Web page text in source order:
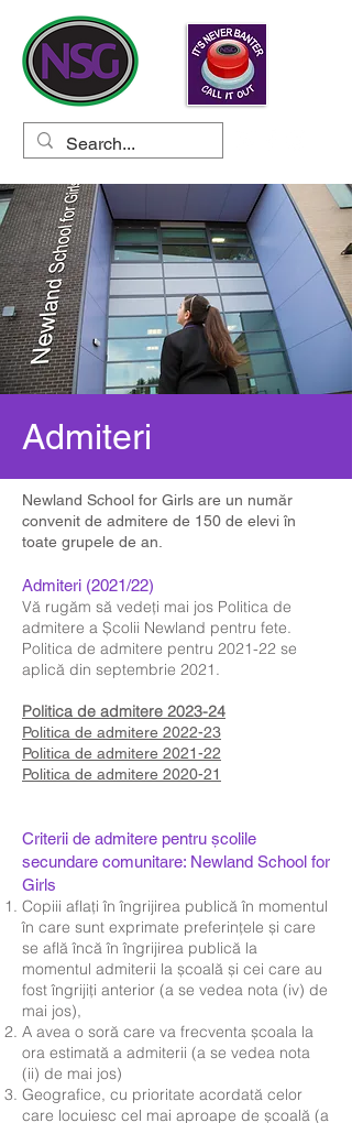
Admiteri
Newland School for Girls are un număr
convenit de admitere de 150 de elevi în
toate grupele de an.
Admiteri (2021/22)
Vă rugăm să vedeți mai jos Politica de
admitere a Școlii Newland pentru fete.
Politica de admitere pentru 2021-22 se
aplică din septembrie 2021.
Politica de admitere 2023-24
Politica de admitere 2022-23
Politica de admitere 2021-22
Politica de admitere 2020-21
Criterii de admitere pentru școlile
secundare comunitare: Newland School for
Girls
Copiii aflați în îngrijirea publică în momentul
în care sunt exprimate preferințele și care
se află încă în îngrijirea publică la
momentul admiterii la școală și cei care au
fost îngrijiți anterior (a se vedea nota (iv) de
mai jos),
A avea o soră care va frecventa școala la
ora estimată a admiterii (a se vedea nota
(ii) de mai jos)
Geografice, cu prioritate acordată celor
care locuiesc cel mai aproape de școală (a